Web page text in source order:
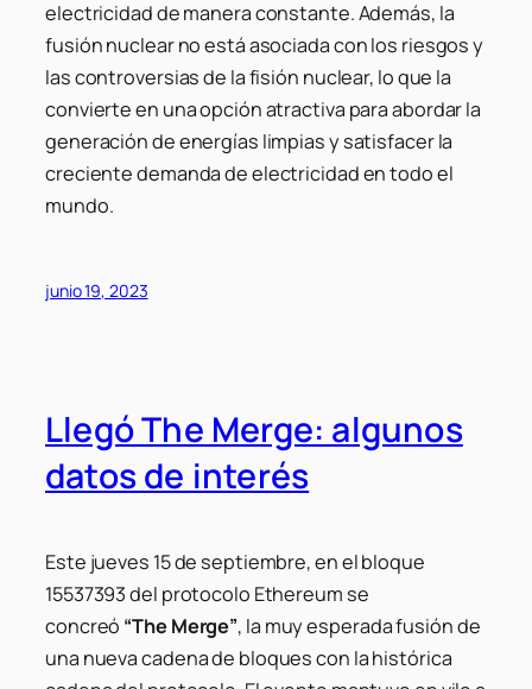
electricidad de manera constante. Además, la
fusión nuclear no está asociada con los riesgos y
las controversias de la fisión nuclear, lo que la
convierte en una opción atractiva para abordar la
generación de energías limpias y satisfacer la
creciente demanda de electricidad en todo el
mundo.
junio 19, 2023
Llegó The Merge: algunos
datos de interés
Este jueves 15 de septiembre, en el bloque
15537393 del protocolo Ethereum se
concreó “The Merge”, la muy esperada fusión de
una nueva cadena de bloques con la histórica